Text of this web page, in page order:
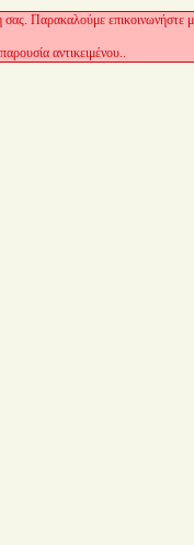
Παρακαλούμε επικοινωνήστε
αντικειμένου..